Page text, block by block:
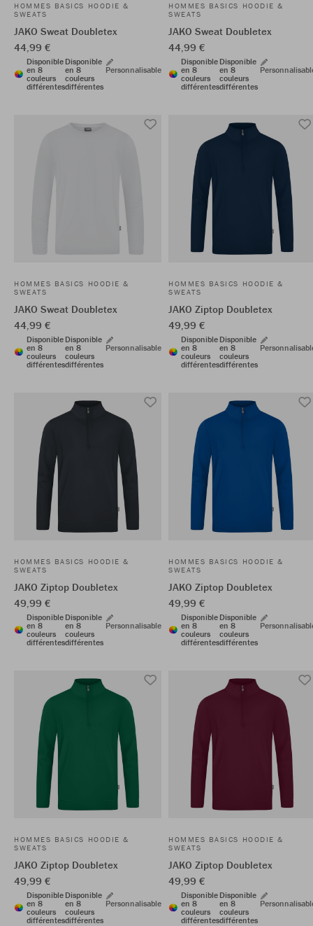
HOMMES BASICS HOODIE &
SWEATS
JAKO Sweat Doubletex
44,99 €
Disponible
en 8
couleurs
différentes
Disponible
en 8
couleurs
différentes
Personnalisable
HOMMES BASICS HOODIE &
SWEATS
JAKO Sweat Doubletex
44,99 €
Disponible
en 8
couleurs
différentes
Disponible
en 8
couleurs
différentes
HOMMES BASICS HOODIE &
SWEATS
JAKO Sweat Doubletex
44,99 €
Disponible
en 8
couleurs
différentes
Disponible
en 8
couleurs
différentes
Personnalisable
HOMMES BASICS HOODIE &
SWEATS
JAKO Ziptop Doubletex
49,99 €
Disponible
en 8
couleurs
différentes
Disponible
en 8
couleurs
différentes
HOMMES BASICS HOODIE &
SWEATS
JAKO Ziptop Doubletex
49,99 €
Disponible
en 8
couleurs
différentes
Disponible
en 8
couleurs
différentes
Personnalisable
HOMMES BASICS HOODIE &
SWEATS
JAKO Ziptop Doubletex
49,99 €
Disponible
en 8
couleurs
différentes
Disponible
en 8
couleurs
différentes
HOMMES BASICS HOODIE &
SWEATS
JAKO Ziptop Doubletex
49,99 €
Disponible
en 8
couleurs
différentes
Disponible
en 8
couleurs
différentes
Personnalisable
HOMMES BASICS HOODIE &
SWEATS
JAKO Ziptop Doubletex
49,99 €
Disponible
en 8
couleurs
différentes
Disponible
en 8
couleurs
différentes